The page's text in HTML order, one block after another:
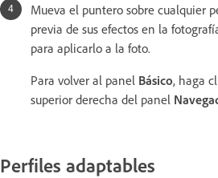
Mueva el puntero sobre cualquier
previa de sus efectos en la
para aplicarlo a la foto.
Para volver al panel Básico, haga
superior derecha del panel
Perfiles adaptables